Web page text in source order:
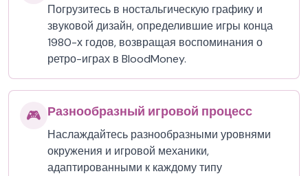
Погрузитесь в ностальгическую графику и
звуковой дизайн, определившие игры конца
1980-х годов, возвращая воспоминания о
ретро-играх в BloodMoney.
🎮 Разнообразный игровой процесс
Наслаждайтесь разнообразными уровнями
окружения и игровой механики,
адаптированными к каждому типу